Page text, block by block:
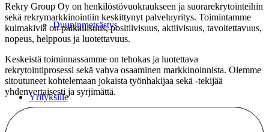
Duuninmetsästys
Yrityksille
Rekry Group Oy on henkilöstövuokraukseen ja suorarekrytointeihin
sekä rekrymarkkinointiin keskittynyt palveluyritys. Toimintamme
kulmakiviä on paikallisuus, positiivisuus, aktiivisuus, tavoitettavuus,
nopeus, helppous ja luotettavuus.
Keskeistä toiminnassamme on tehokas ja luotettava
rekrytointiprosessi sekä vahva osaaminen markkinoinnista. Olemme
sitoutuneet kohtelemaan jokaista työnhakijaa sekä -tekijää
yhdenvertaisesti ja syrjimättä.